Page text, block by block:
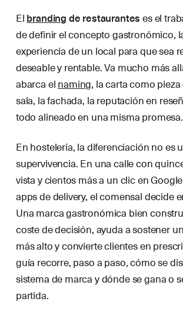
Elbrandingde restauranteses el
de definir el concepto gastronómico,
experiencia de un local para que sea
deseable y rentable. Va mucho más
abarca elnaming, la carta como
sala, la fachada, la reputación en
todo alineado en una misma promesa.
En hostelería, la diferenciación no es
supervivencia. En una calle con
vista y cientos más a un clic en
apps de delivery, el comensal decide
Una marca gastronómica bien
coste de decisión, ayuda a sostener
más alto y convierte clientes en
guía recorre, paso a paso, cómo se
sistema de marca y dónde se gana o
partida.